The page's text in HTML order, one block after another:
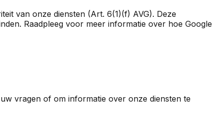
van onze diensten (Art. 6(1)(f) AVG). Deze
Raadpleeg voor meer informatie over hoe Google
vragen of om informatie over onze diensten te